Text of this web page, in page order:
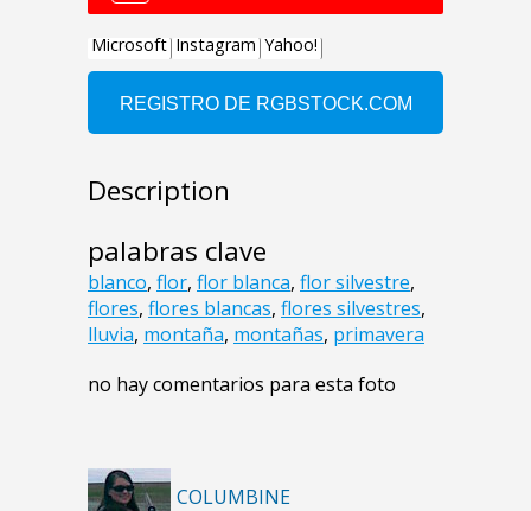
Description
palabras clave
blanco, flor, flor blanca, flor silvestre,
flores, flores blancas, flores silvestres,
lluvia, montaña, montañas, primavera
no hay comentarios para esta foto
COLUMBINE